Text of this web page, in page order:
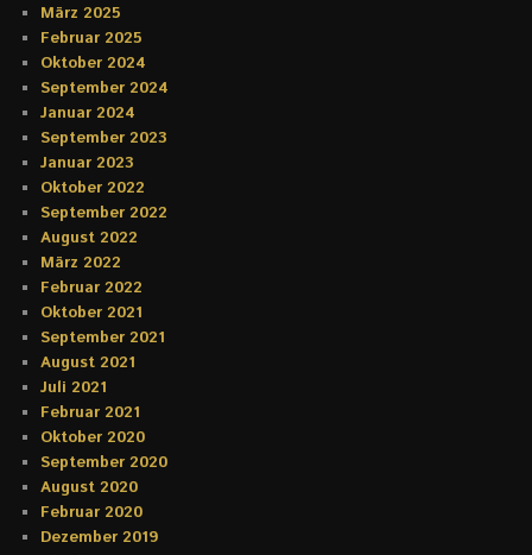
März 2025
Februar 2025
Oktober 2024
September 2024
Januar 2024
September 2023
Januar 2023
Oktober 2022
September 2022
August 2022
März 2022
Februar 2022
Oktober 2021
September 2021
August 2021
Juli 2021
Februar 2021
Oktober 2020
September 2020
August 2020
Februar 2020
Dezember 2019